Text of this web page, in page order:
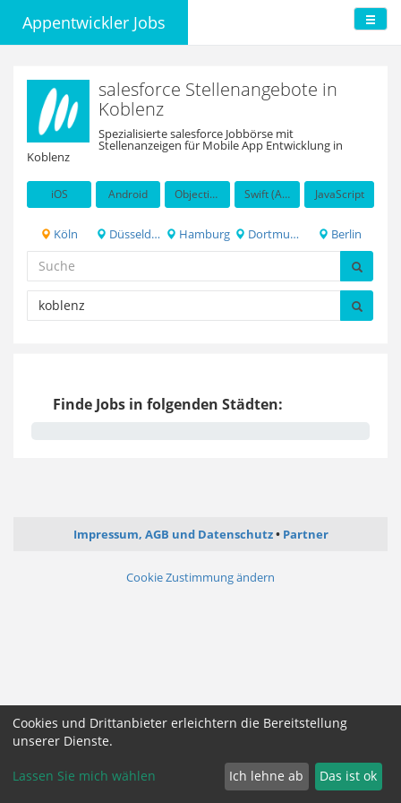
Appentwickler Jobs
salesforce Stellenangebote in
Koblenz
Spezialisierte salesforce Jobbörse mit
Stellenanzeigen für Mobile App Entwicklung in
Koblenz
iOS Android Objective-C Swift (Apple programming language) JavaScript
Köln Düsseldorf Hamburg Dortmund Berlin
Finde Jobs in folgenden Städten:
Impressum, AGB und Datenschutz Partner
Cookie Zustimmung ändern
Cookies und Drittanbieter erleichtern die Bereitstellung
unserer Dienste.
Lassen Sie mich wählen Ich lehne ab Das ist ok